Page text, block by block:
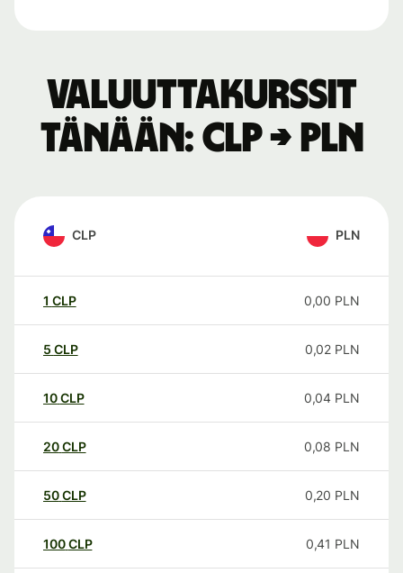
Valuuttakurssit
tänään: CLP → PLN
CLP PLN
1 CLP 0,00 PLN
5 CLP 0,02 PLN
10CLP 0,04 PLN
20CLP 0,08 PLN
50CLP 0,20 PLN
100CLP 0,41 PLN